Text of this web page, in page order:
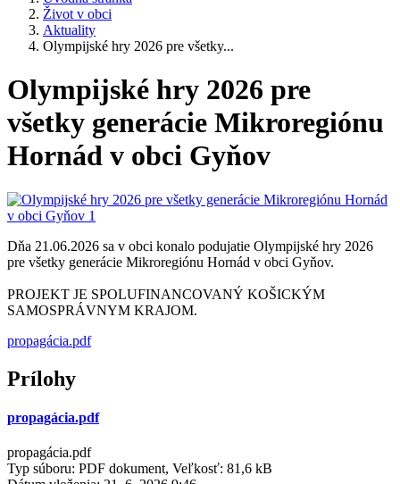
Život v obci
Aktuality
Olympijské hry 2026 pre všetky...
Olympijské hry 2026 pre
všetky generácie Mikroregiónu
Hornád v obci Gyňov
Dňa 21.06.2026 sa v obci konalo podujatie Olympijské hry 2026
pre všetky generácie Mikroregiónu Hornád v obci Gyňov.
PROJEKT JE SPOLUFINANCOVANÝ KOŠICKÝM
SAMOSPRÁVNYM KRAJOM.
propagácia.pdf
Prílohy
propagácia.pdf
propagácia.pdf
Typ súboru: PDF dokument, Veľkosť: 81,6 kB